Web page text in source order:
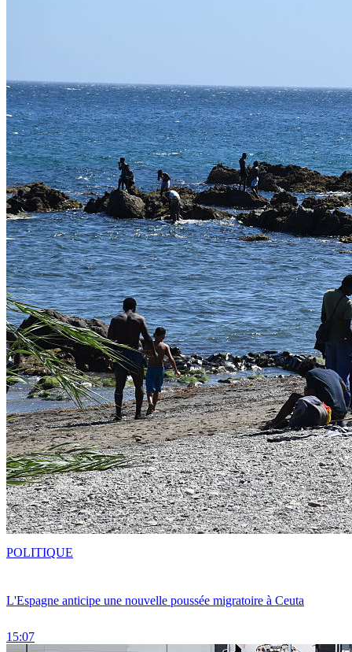
L'Espagne anticipe une nouvelle poussée migratoire à Ceuta
15:07
POLITIQUE